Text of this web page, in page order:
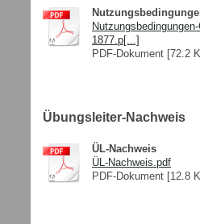
1877.p[...]
PDF-Dokument [72.2
Übungsleiter-Nachweis
ÜL-Nachweis
ÜL-Nachweis.pdf
PDF-Dokument [12.8